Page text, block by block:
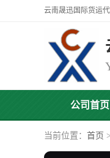
公司首页
当前位置： 首页 >